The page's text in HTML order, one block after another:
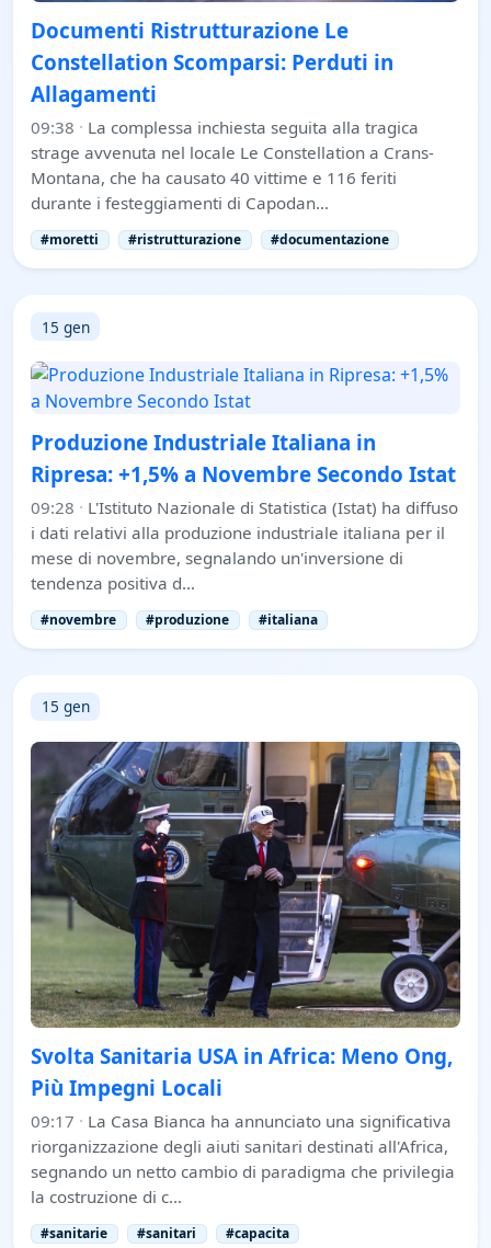
Documenti Ristrutturazione Le
Constellation Scomparsi: Perduti in
Allagamenti
09:38 · La complessa inchiesta seguita alla tragica
strage avvenuta nel locale Le Constellation a Crans-
Montana, che ha causato 40 vittime e 116 feriti
durante i festeggiamenti di Capodan…
#moretti #ristrutturazione #documentazione
15 gen
Produzione Industriale Italiana in
Ripresa: +1,5% a Novembre Secondo Istat
09:28 · L'Istituto Nazionale di Statistica (Istat) ha diffuso
i dati relativi alla produzione industriale italiana per il
mese di novembre, segnalando un'inversione di
tendenza positiva d…
#novembre #produzione #italiana
15 gen
Svolta Sanitaria USA in Africa: Meno Ong,
Più Impegni Locali
09:17 · La Casa Bianca ha annunciato una significativa
riorganizzazione degli aiuti sanitari destinati all'Africa,
segnando un netto cambio di paradigma che privilegia
la costruzione di c…
#sanitarie #sanitari #capacita